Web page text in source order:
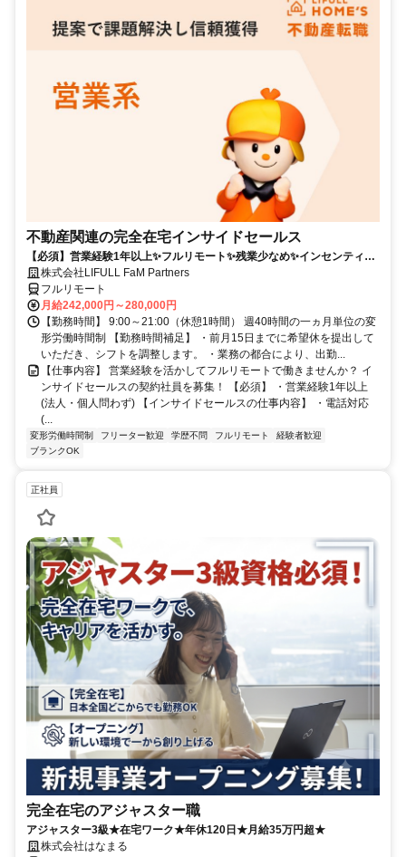
不動産関連の完全在宅インサイドセールス
【必須】営業経験1年以上✨フルリモート✨残業少なめ✨インセンティブ
有 株式会社LIFULL FaM Partners
フルリモート
月給242,000円～280,000円
【勤務時間】 9:00～21:00（休憩1時間） 週40時間の一ヵ月単位の変
形労働時間制 【勤務時間補足】 ・前月15日までに希望休を提出して
いただき、シフトを調整します。 ・業務の都合により、出勤...
【仕事内容】 営業経験を活かしてフルリモートで働きませんか？ イ
ンサイドセールスの契約社員を募集！ 【必須】 ・営業経験1年以上
(法人・個人問わず) 【インサイドセールスの仕事内容】 ・電話対応
(...
変形労働時間制 フリーター歓迎 学歴不問 フルリモート
経験者歓迎
ブランクOK
正社員
完全在宅のアジャスター職
アジャスター3級★在宅ワーク★年休120日★月給35万円超★
株式会社はなまる